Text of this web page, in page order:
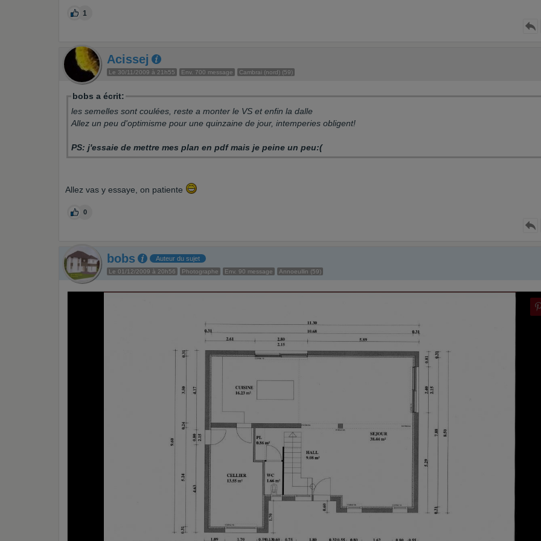
1
Acissej
Le 30/11/2009 à 21h55 Env. 700 message Cambrai (nord) (59)
bobs a écrit:
les semelles sont coulées, reste a monter le VS et enfin la dalle
Allez un peu d'optimisme pour une quinzaine de jour, intemperies obligent!
PS: j'essaie de mettre mes plan en pdf mais je peine un peu:(
Allez vas y essaye, on patiente
0
bobs Auteur du sujet
Le 01/12/2009 à 20h56 Photographe Env. 90 message Annoeullin (59)